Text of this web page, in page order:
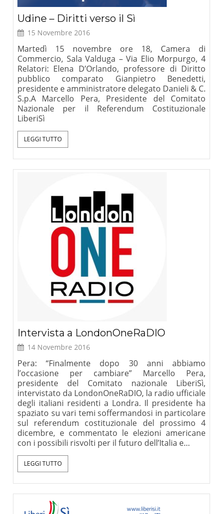
Udine – Diritti verso il Sì
15 Novembre 2016
Martedì 15 novembre ore 18, Camera di
Commercio, Sala Valduga – Via Elio Morpurgo, 4
Relatori: Elena D’Orlando, professore di Diritto
pubblico comparato Gianpietro Benedetti,
presidente e amministratore delegato Danieli & C.
S.p.A Marcello Pera, Presidente del Comitato
Nazionale per il Referendum Costituzionale
LiberiSì
LEGGI TUTTO
Intervista a LondonOneRaDIO
14 Novembre 2016
Pera: “Finalmente dopo 30 anni abbiamo
l’occasione per cambiare” Marcello Pera,
presidente del Comitato nazionale LiberiSì,
intervistato da LondonOneRaDIO, la radio ufficiale
degli italiani residenti a Londra. Il presidente ha
spaziato su vari temi soffermandosi in particolare
sul referendum costituzionale del prossimo 4
dicembre, e commentato le elezioni americane
con i possibili risvolti per il futuro dell’Italia e…
LEGGI TUTTO